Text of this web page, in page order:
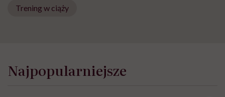
Trening w ciąży
Najpopularniejsze